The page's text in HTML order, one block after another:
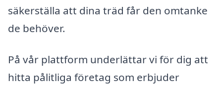
säkerställa att dina träd får den omtanke
de behöver.
På vår plattform underlättar vi för dig att
hitta pålitliga företag som erbjuder